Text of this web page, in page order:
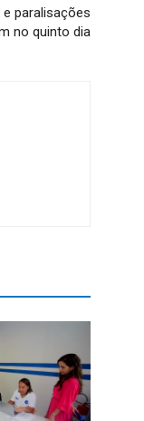
paralisações
no quinto dia